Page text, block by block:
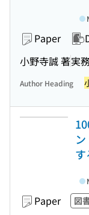
Paper
小野寺誠 著実
Author Heading
Paper 図